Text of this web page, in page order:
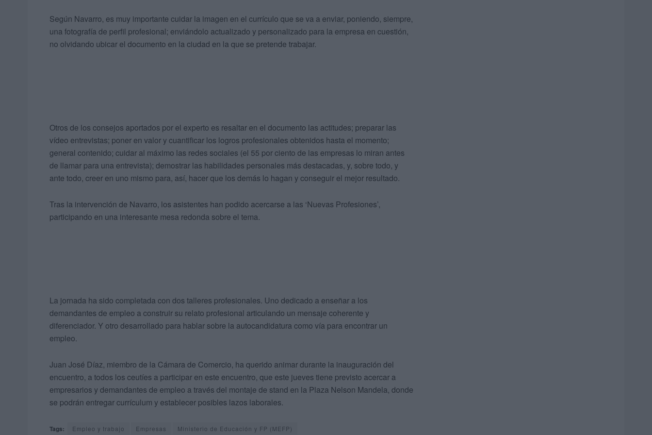
Según Navarro, es muy importante cuidar la imagen en el currículo que se va a enviar, poniendo, siempre,
una fotografía de perfil profesional; enviándolo actualizado y personalizado para la empresa en cuestión,
no olvidando ubicar el documento en la ciudad en la que se pretende trabajar.
Otros de los consejos aportados por el experto es resaltar en el documento las actitudes; preparar las
vídeo entrevistas; poner en valor y cuantificar los logros profesionales obtenidos hasta el momento;
general contenido; cuidar al máximo las redes sociales (el 55 por ciento de las empresas lo miran antes
de llamar para una entrevista); demostrar las habilidades personales más destacadas, y, sobre todo, y
ante todo, creer en uno mismo para, así, hacer que los demás lo hagan y conseguir el mejor resultado.
Tras la intervención de Navarro, los asistentes han podido acercarse a las ‘Nuevas Profesiones’,
participando en una interesante mesa redonda sobre el tema.
La jornada ha sido completada con dos talleres profesionales. Uno dedicado a enseñar a los
demandantes de empleo a construir su relato profesional articulando un mensaje coherente y
diferenciador. Y otro desarrollado para hablar sobre la autocandidatura como vía para encontrar un
empleo.
Juan José Díaz, miembro de la Cámara de Comercio, ha querido animar durante la inauguración del
encuentro, a todos los ceutíes a participar en este encuentro, que este jueves tiene previsto acercar a
empresarios y demandantes de empleo a través del montaje de stand en la Plaza Nelson Mandela, donde
se podrán entregar currículum y establecer posibles lazos laborales.
Tags: Empleo y trabajo Empresas Ministerio de Educación y FP (MEFP)